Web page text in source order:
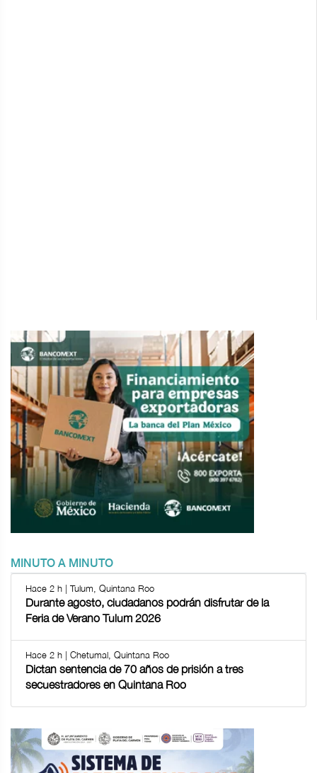
MINUTO A MINUTO
Hace 2 h | Tulum, Quintana Roo
Durante agosto, ciudadanos podrán disfrutar de la
Feria de Verano Tulum 2026
Hace 2 h | Chetumal, Quintana Roo
Dictan sentencia de 70 años de prisión a tres
secuestradores en Quintana Roo